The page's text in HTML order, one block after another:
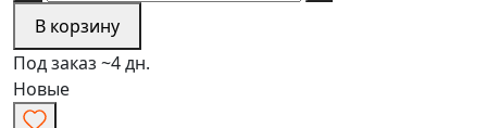
В корзину
Под заказ ~4 дн.
Новые